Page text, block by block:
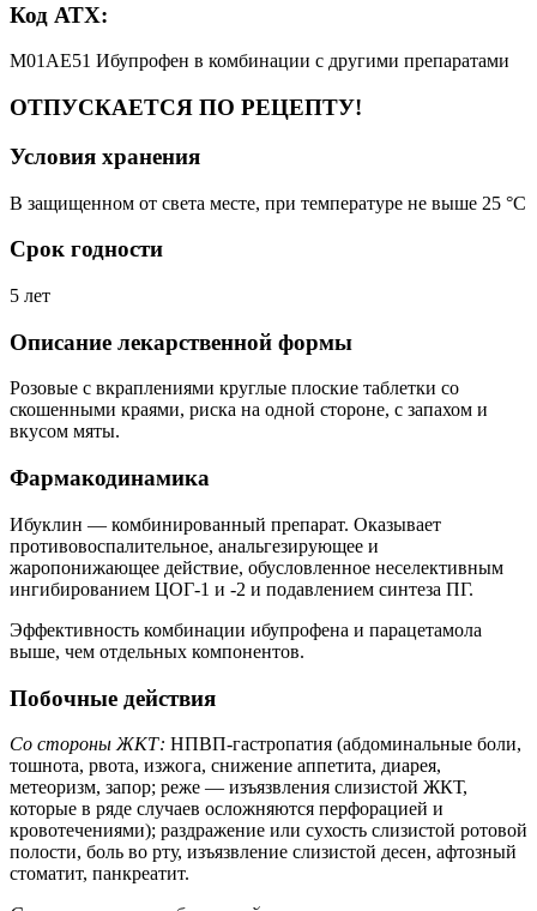
Код АТХ:
M01AE51 Ибупрофен в комбинации с другими препаратами
ОТПУСКАЕТСЯ ПО РЕЦЕПТУ!
Условия хранения
В защищенном от света месте, при температуре не выше 25 °C
Срок годности
5 лет
Описание лекарственной формы
Розовые с вкраплениями круглые плоские таблетки со
скошенными краями, риска на одной стороне, с запахом и
вкусом мяты.
Фармакодинамика
Ибуклин — комбинированный препарат. Оказывает
противовоспалительное, анальгезирующее и
жаропонижающее действие, обусловленное неселективным
ингибированием ЦОГ-1 и -2 и подавлением синтеза ПГ.
Эффективность комбинации ибупрофена и парацетамола
выше, чем отдельных компонентов.
Побочные действия
Со стороны ЖКТ: НПВП-гастропатия (абдоминальные боли,
тошнота, рвота, изжога, снижение аппетита, диарея,
метеоризм, запор; реже — изъязвления слизистой ЖКТ,
которые в ряде случаев осложняются перфорацией и
кровотечениями); раздражение или сухость слизистой ротовой
полости, боль во рту, изъязвление слизистой десен, афтозный
стоматит, панкреатит.